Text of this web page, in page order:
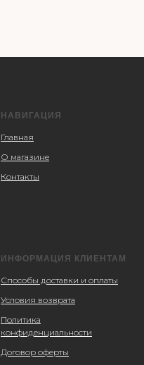
НАВИГАЦИЯ
Главная
О магазине
Контакты
ИНФОРМАЦИЯ КЛИЕНТАМ
Способы доставки и оплаты
Условия возврата
Политика
конфиденциальности
Договор оферты